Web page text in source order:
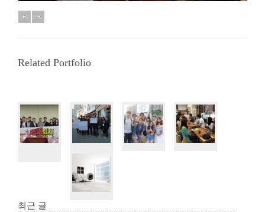
Related Portfolio
최근 글